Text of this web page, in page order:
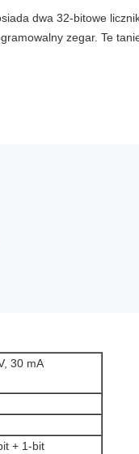
dwa 32-bitowe
zegar. Te
30 mA
+ 1-bit